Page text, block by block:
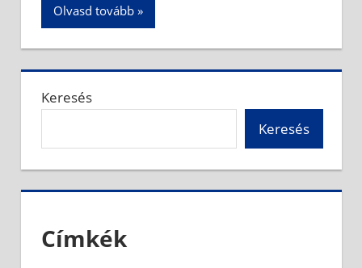
Olvasd tovább
Keresés
Keresés
Címkék